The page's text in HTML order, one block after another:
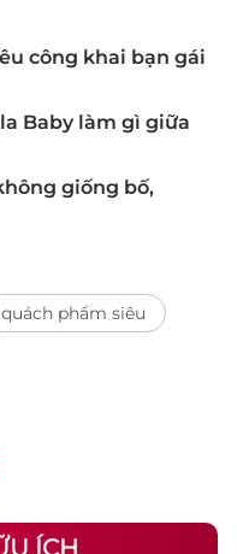
công khai bạn gái
Baby làm gì giữa
giống bố,
quách phẩm siêu
ÍCH